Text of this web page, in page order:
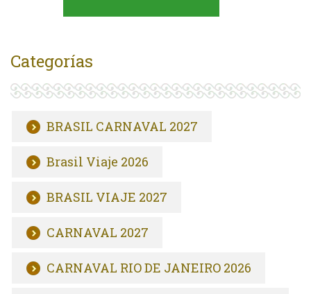
Categorías
BRASIL CARNAVAL 2027
Brasil Viaje 2026
BRASIL VIAJE 2027
CARNAVAL 2027
CARNAVAL RIO DE JANEIRO 2026